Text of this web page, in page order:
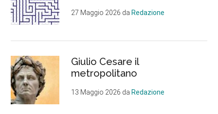
27 Maggio 2026 daRedazione
Giulio Cesare il
metropolitano
13 Maggio 2026 daRedazione